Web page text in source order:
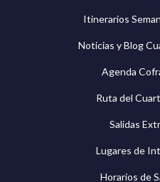
Itinerarios
Noticias y Blog
Agenda
Ruta del
Salidas
Lugares de
Horarios de